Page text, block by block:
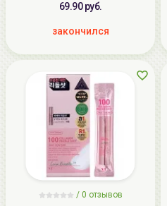
69.90 руб.
закончился
/ 0 отзывов